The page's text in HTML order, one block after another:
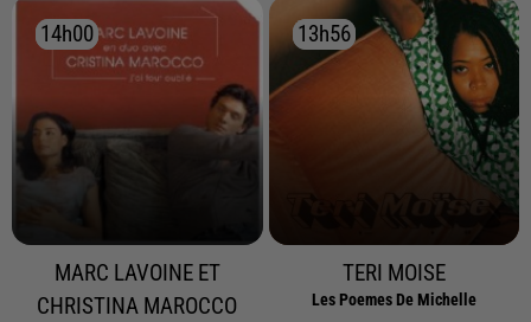
14h00
14h00
MARC LAVOINE ET
CHRISTINA MAROCCO
13h56
13h56
TERI MOISE
Les Poemes De Michelle